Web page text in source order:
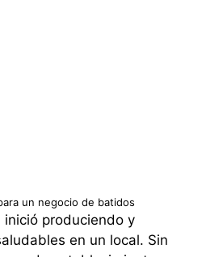
un negocio de batidos
inició produciendo y
en un local. Sin